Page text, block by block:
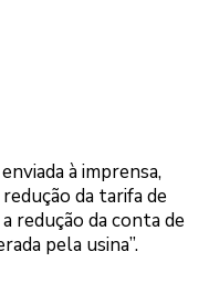
à imprensa,
da tarifa de
redução da conta de
pela usina”.